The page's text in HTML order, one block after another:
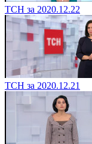
ТСН за 2020.12.22
ТСН за 2020.12.21